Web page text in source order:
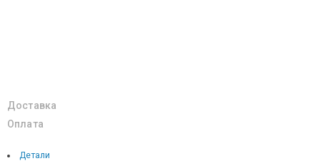
Доставка
Оплата
Детали